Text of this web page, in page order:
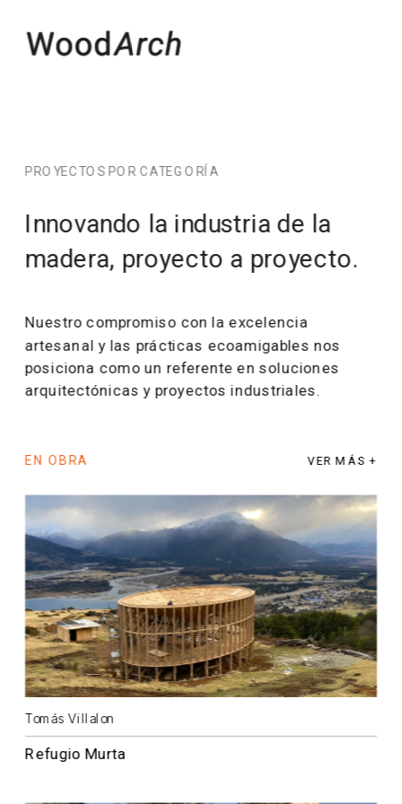
PROYECTOS POR CATEGORÍA
Innovando la industria de la
madera, proyecto a proyecto.
Nuestro compromiso con la excelencia
artesanal y las prácticas ecoamigables nos
posiciona como un referente en soluciones
arquitectónicas y proyectos industriales.
EN OBRA VER MÁS +
Tomás Villalon
Refugio Murta